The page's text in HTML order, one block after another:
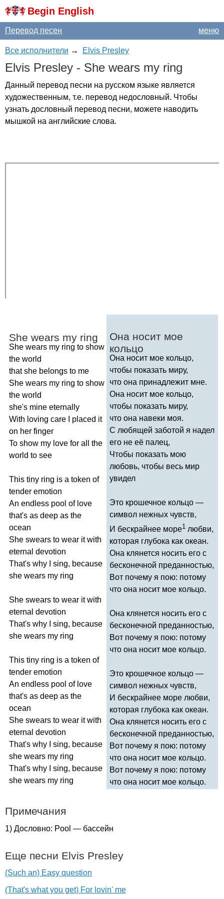
Begin English
меню
Перевод песен
Все исполнители → Elvis Presley
Elvis Presley - She wears my ring
Данный перевод песни на русском языке является
художественным, т.е. перевод недословный. Чтобы
узнать дословный перевод песни, можете наводить
мышкой на английские слова.
She wears my ring
She wears my ring to show
the world
that she belongs to me
She wears my ring to show
the world
she's mine eternally
With loving care placed it
on her finger
To show my love for all
the
world to see
This tiny ring is a token of
tender emotion
An endless pool of love
that's as deep as the
ocean
She swears to wear it with
eternal devotion
That's why sing, because
she wears my ring
She swears to wear it with
eternal devotion
That's why sing, because
she wears my ring
This tiny ring is a token of
tender emotion
An endless pool of love
that's as deep as the
ocean
She swears to wear it with
eternal devotion
That's why sing, because
she wears my ring
That's why sing, because
she wears my ring
Она носит мое
кольцо
Она носит мое кольцо,
чтобы показать миру,
что она принадлежит мне.
Она носит мое кольцо,
чтобы показать миру,
что она навеки моя.
С любящей заботой я надел
его не её палец,
Чтобы показать мою
любовь, чтобы весь мир
увидел
Это крошечное кольцо —
символ нежных чувств,
И бескрайнее море1 любви,
которая глубока как океан.
Она клянется носить его с
бесконечной преданностью,
Вот почему я пою: потому
что она носит мое кольцо.
Она клянется носить его с
бесконечной преданностью,
Вот почему я пою: потому
что она носит мое кольцо.
Это крошечное кольцо —
символ нежных чувств,
И бескрайнее море любви,
которая глубока как океан.
Она клянется носить его с
бесконечной преданностью,
Вот почему я пою: потому
что она носит мое кольцо.
Вот почему я пою: потому
что она носит мое кольцо.
Примечания
1) Дословно: Pool — бассейн
Еще песни Elvis Presley
(Such an) Easy question
(That's what you get) For lovin' me